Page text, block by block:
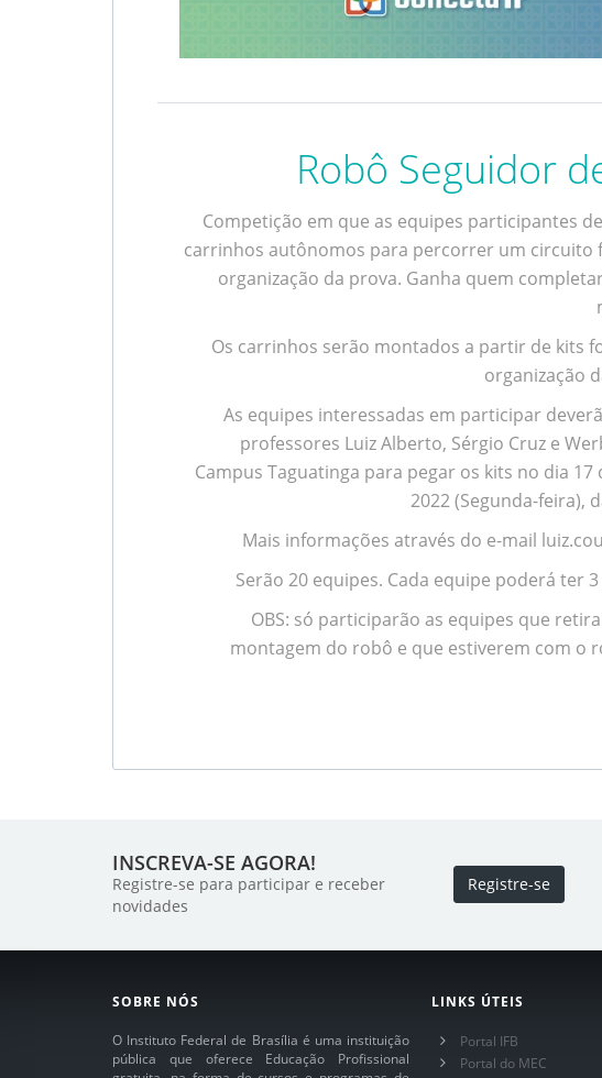
Robô Seguidor
Competição em que as equipes participantes
carrinhos autônomos para percorrer um circuito
organização da prova. Ganha quem
Os carrinhos serão montados a partir de kits
organização
As equipes interessadas em participar
professores Luiz Alberto, Sérgio Cruz e
Campus Taguatinga para pegar os kits no dia
2022 (Segunda-feira),
Mais informações através do e-mail
Serão 20 equipes. Cada equipe poderá ter
OBS: só participarão as equipes que
montagem do robô e que estiverem com o
INSCREVA-SE AGORA!
Registre-se para participar e receber
novidades
Registre-se
SOBRE NÓS
O Instituto Federal de Brasília é uma instituição
pública que oferece Educação Profissional
LINKS ÚTEIS
Portal IFB
Portal do MEC